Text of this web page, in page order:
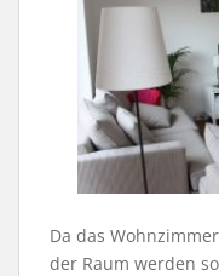
Da das
der Raum werden